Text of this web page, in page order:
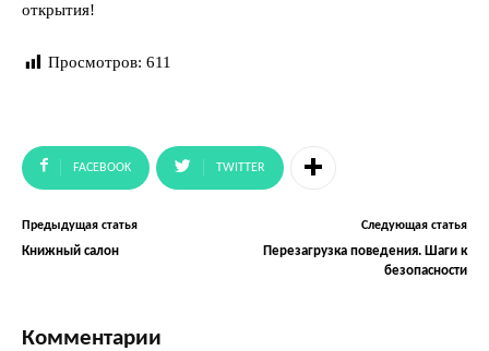
открытия!
Просмотров: 611
FACEBOOK TWITTER
Предыдущая статья
Книжный салон
Следующая статья
Перезагрузка поведения. Шаги к
безопасности
Комментарии